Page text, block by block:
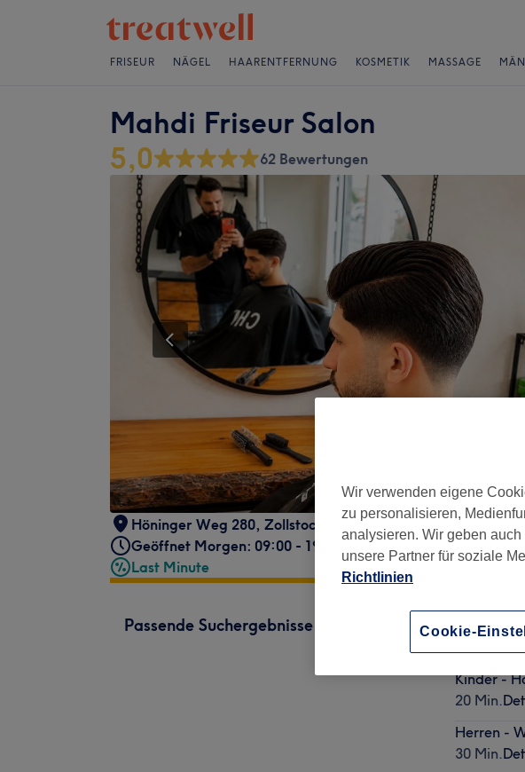
FRISEUR NÄGEL HAARENTFERNUNG KOSMETIK MASSAGE
Mahdi Friseur Salon
5,0 62 Bewertungen
Höninger Weg 280, Zollstock Köln, 50969
Geöffnet Morgen: 09:00 - 19:00
Last Minute
Passende Suchergebnisse
Herren -
Kinder -
20 Min.
Herren -
30 Min.
Wir verwenden eigene
zu personalisieren,
analysieren. Wir geben
unsere Partner für soziale
Richtlinien
Cookie-